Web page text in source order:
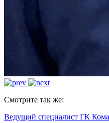
Смотрите так же:
Ведущий специалист ГК